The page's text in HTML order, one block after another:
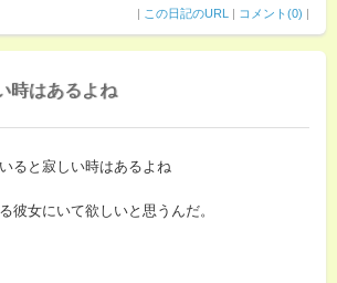
| この日記のURL | コメント(0) |
時はあるよね
ると寂しい時はあるよね
彼女にいて欲しいと思うんだ。